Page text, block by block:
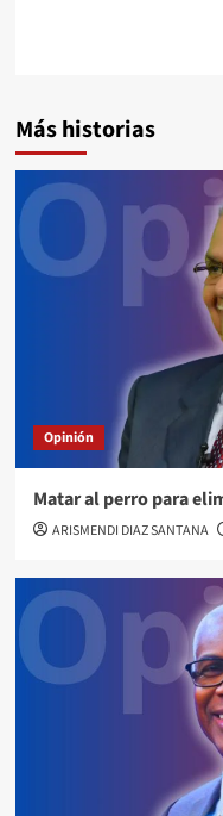
Más historias
Opinión
Matar al perro para
ARISMENDI DIAZ SANTANA